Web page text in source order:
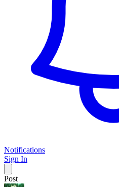
Notifications
Sign In
Post